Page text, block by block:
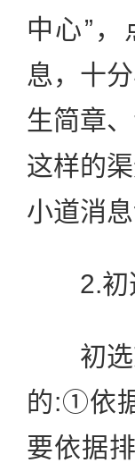
中心”
息，十
生简章
这样的
小道消
2.初选
初选志
的:①依
要依据